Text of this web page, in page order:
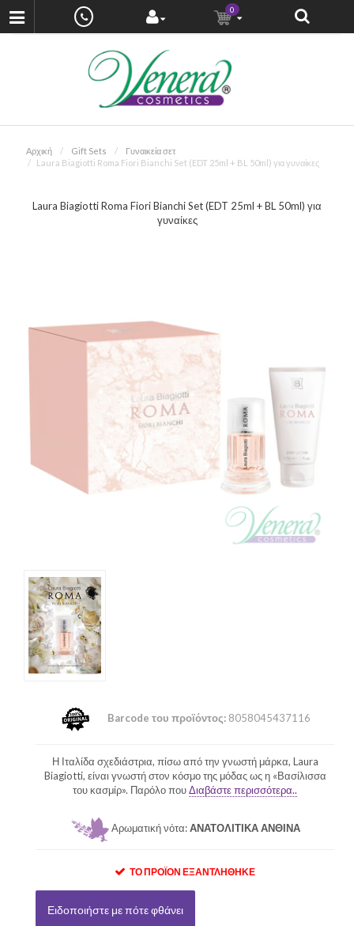
0
Αρχική Gift Sets
Γυναικεία σετ
Laura Biagiotti Roma Fiori Bianchi Set (EDT 25ml + BL 50ml) για γυναίκες
Laura Biagiotti Roma Fiori Bianchi Set (EDT 25ml + BL 50ml) για
γυναίκες
Barcode του προϊόντος:8058045437116
Η Ιταλίδα σχεδιάστρια, πίσω από την γνωστή μάρκα, Laura
Biagiotti, είναι γνωστή στον κόσμο της μόδας ως η «Βασίλισσα
του κασμίρ». Παρόλο πουΔιαβάστε περισσότερα..
Αρωματική νότα:ΑΝΑΤΟΛΙΤΙΚΑ ΑΝΘΙΝΑ
ΤΟ ΠΡΟΪΌΝ ΕΞΑΝΤΛΉΘΗΚΕ
Ειδοποιήστε με πότε φθάνει